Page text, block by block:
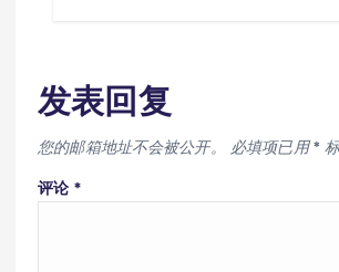
发表回复
您的邮箱地址不会被公开。 必填项已用*
评论 *